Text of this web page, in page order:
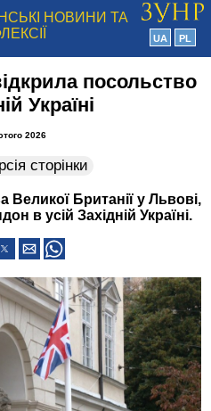
НОВИНИ ТА
UA PL
посольство
Україні
2026
сторінки
Великої Британії у Львові,
в усій Західній Україні.